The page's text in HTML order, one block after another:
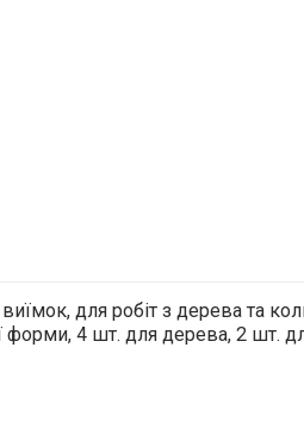
для робіт з дерева та
форми, 4 шт. для дерева, 2 шт.